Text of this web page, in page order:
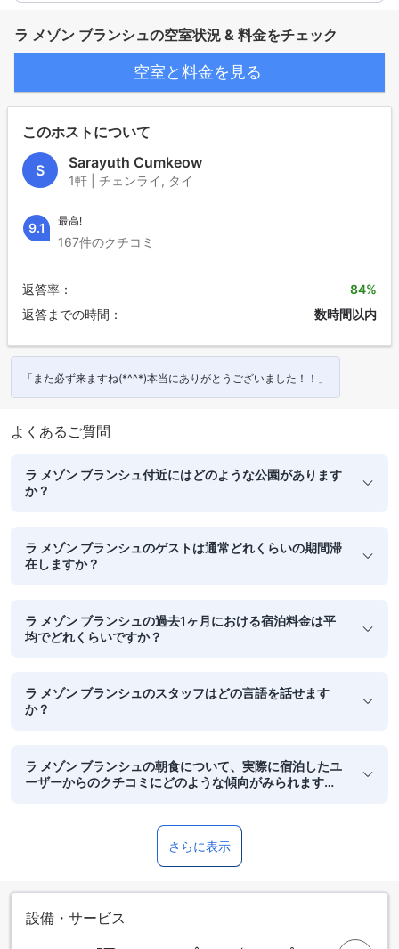
ラ メゾン ブランシュの空室状況 & 料金をチェック
空室と料金を見る
このホストについて
S Sarayuth Cumkeow
1軒 | チェンライ, タイ
9.1 最高!
167件のクチコミ
返答率：
返答までの時間：
84%
数時間以内
「また必ず来ますね(*^^*)本当にありがとうございました！！」
よくあるご質問
ラ メゾン ブランシュ付近にはどのような公園があります
か？
ラ メゾン ブランシュのゲストは通常どれくらいの期間滞
在しますか？
ラ メゾン ブランシュの過去1ヶ月における宿泊料金は平
均でどれくらいですか？
ラ メゾン ブランシュのスタッフはどの言語を話せます
か？
ラ メゾン ブランシュの朝食について、実際に宿泊したユ
ーザーからのクチコミにどのような傾向がみられます
さらに表示
設備・サービス